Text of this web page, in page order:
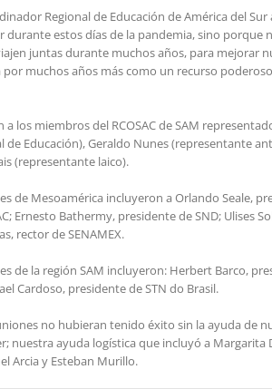
Regional de Educación de América del
durante estos días de la pandemia, sino
juntas durante muchos años, para mejorar
muchos años más como un recurso
los miembros del RCOSAC de SAM
de Educación), Geraldo Nunes (representante
(representante laico).
de Mesoamérica incluyeron a Orlando Seale,
Ernesto Bathermy, presidente de SND; Ulises
rector de SENAMEX.
de la región SAM incluyeron: Herbert Barco,
Cardoso, presidente de STN do Brasil.
no hubieran tenido éxito sin la ayuda de
nuestra ayuda logística que incluyó a
Arcia y Esteban Murillo.